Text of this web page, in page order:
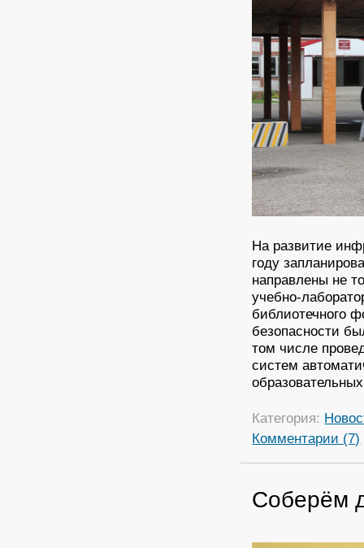
На развитие
году
направлены не
учебно-
библиотечного
безопасности
том числе
систем
Категория:
Комментарии (7)
Соберём